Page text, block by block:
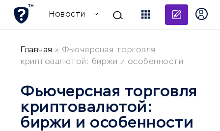
Новости
Главная » Фьючерсная торговля
криптовалютой: биржи и особенности
Фьючерсная торговля
криптовалютой:
биржи и особенности